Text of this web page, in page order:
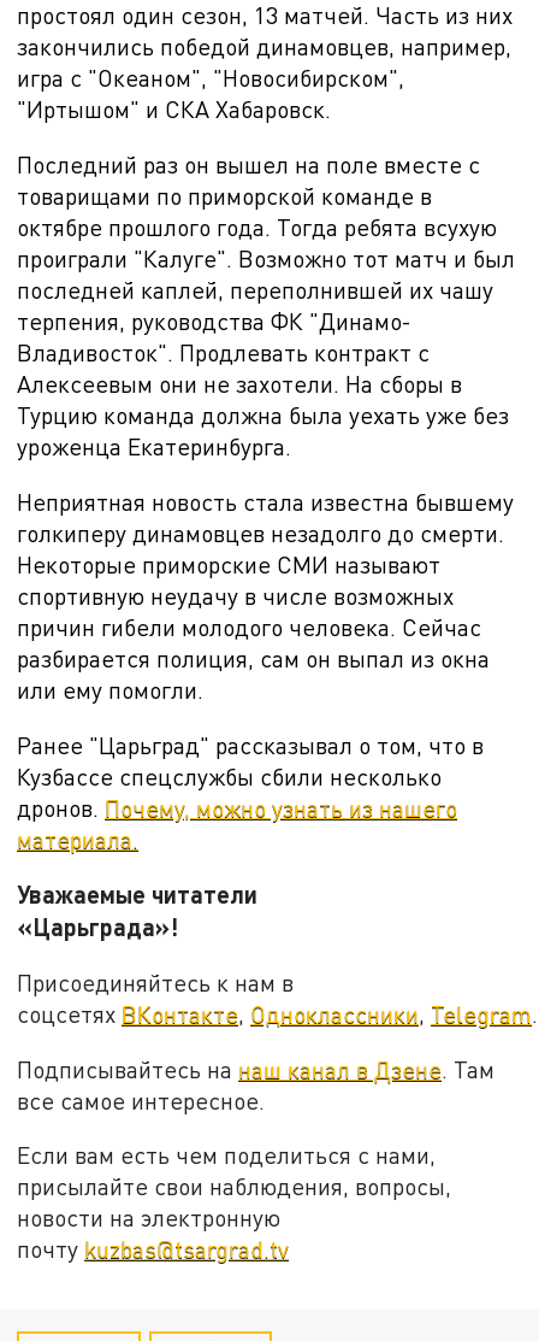
простоял один сезон, 13 матчей. Часть из них
закончились победой динамовцев, например,
игра с "Океаном", "Новосибирском",
"Иртышом" и СКА Хабаровск.
Последний раз он вышел на поле вместе с
товарищами по приморской команде в
октябре прошлого года. Тогда ребята всухую
проиграли "Калуге". Возможно тот матч и был
последней каплей, переполнившей их чашу
терпения, руководства ФК "Динамо-
Владивосток". Продлевать контракт с
Алексеевым они не захотели. На сборы в
Турцию команда должна была уехать уже без
уроженца Екатеринбурга.
Неприятная новость стала известна бывшему
голкиперу динамовцев незадолго до смерти.
Некоторые приморские СМИ называют
спортивную неудачу в числе возможных
причин гибели молодого человека. Сейчас
разбирается полиция, сам он выпал из окна
или ему помогли.
Ранее "Царьград" рассказывал о том, что в
Кузбассе спецслужбы сбили несколько
дронов. Почему, можно узнать из нашего
материала.
Уважаемые читатели
«Царьграда»!
Присоединяйтесь к нам в
соцсетях ВКонтакте, Одноклассники, Telegram.
Подписывайтесь на наш канал в Дзене . Там
все самое интересное.
Если вам есть чем поделиться с нами,
присылайте свои наблюдения, вопросы,
новости на электронную
почту kuzbas@tsargrad.tv